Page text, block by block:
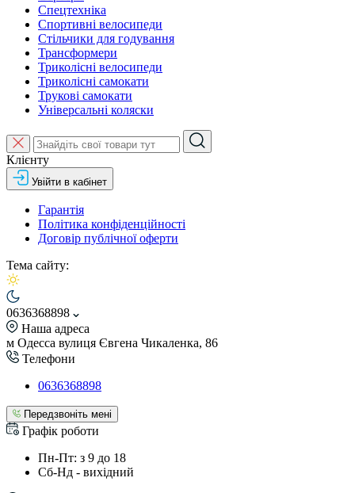
Спецтехніка
Спортивні велосипеди
Стільчики для годування
Трансформери
Триколісні велосипеди
Триколісні самокати
Трукові самокати
Універсальні коляски
Клієнту
Увійти в кабінет
Гарантія
Політика конфіденційності
Договір публічної оферти
Тема сайту:
0636368898
Наша адреса
м Одесса вулиця Євгена Чикаленка, 86
Телефони
0636368898
Передзвоніть мені
Графік роботи
Пн-Пт: з 9 до 18
Сб-Нд - вихідний